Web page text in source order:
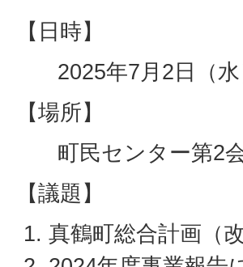
【日時】
2025年7月2日（
【場所】
町民センター第2
【議題】
真鶴町総合計画（